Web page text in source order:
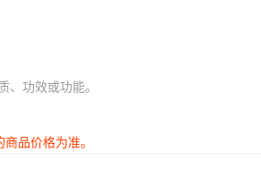
功效或功能。
品价格为准。